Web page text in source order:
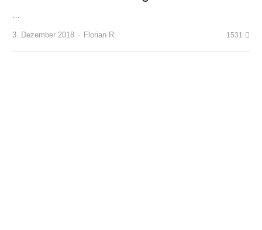
…
3. Dezember 2018 Author
Florian R. 1531